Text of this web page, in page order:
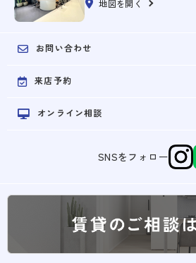
地図を開く
お問い合わせ
来店予約
オンライン相談
SNSをフォロー